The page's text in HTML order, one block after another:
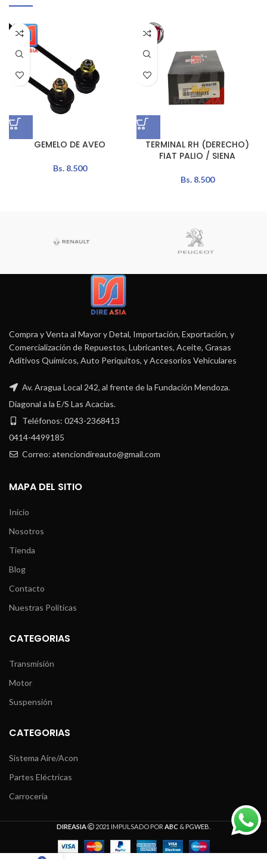
GEMELO DE AVEO
Bs.8.500
TERMINAL RH (DERECHO)
FIAT PALIO / SIENA
Bs.8.500
Compra y Venta al Mayor y Detal, Importación, Exportación, y
Comercialización de Repuestos, Lubricantes, Aceite, Grasas
Aditivos Químicos, Auto Periquitos, y Accesorios Vehiculares
Av. Aragua Local 242, al frente de la Fundación Mendoza.
Diagonal a la E/S Las Acacias.
Teléfonos: 0243-2368413
0414-4499185
Correo: atenciondireauto@gmail.com
MAPA DEL SITIO
Inicio
Nosotros
Tienda
Blog
Contacto
Nuestras Políticas
CATEGORIAS
Transmisión
Motor
Suspensión
CATEGORIAS
Sistema Aire/Acon
Partes Eléctricas
Carrocería
DIREASIA 2021 IMPULSADO POR ABC &PGWEB